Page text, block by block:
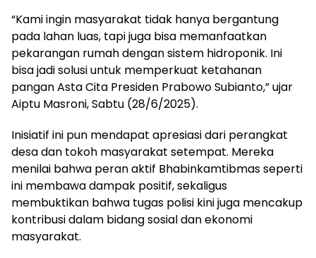
“Kami ingin masyarakat tidak hanya bergantung
pada lahan luas, tapi juga bisa memanfaatkan
pekarangan rumah dengan sistem hidroponik. Ini
bisa jadi solusi untuk memperkuat ketahanan
pangan Asta Cita Presiden Prabowo Subianto,” ujar
Aiptu Masroni, Sabtu (28/6/2025).
Inisiatif ini pun mendapat apresiasi dari perangkat
desa dan tokoh masyarakat setempat. Mereka
menilai bahwa peran aktif Bhabinkamtibmas seperti
ini membawa dampak positif, sekaligus
membuktikan bahwa tugas polisi kini juga mencakup
kontribusi dalam bidang sosial dan ekonomi
masyarakat.